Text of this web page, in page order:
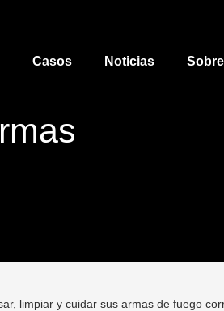
Casos Noticias
limpiar y cuidar sus armas de fuego